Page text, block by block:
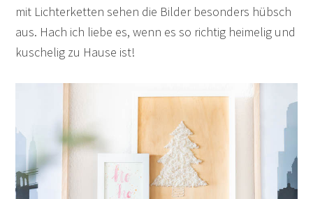
mit Lichterketten sehen die Bilder besonders hübsch
aus. Hach ich liebe es, wenn es so richtig heimelig und
kuschelig zu Hause ist!